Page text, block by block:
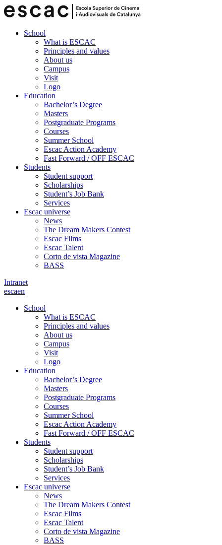
School
What is ESCAC
Principles and values
About us
Campus
Visit
Logo
Education
Bachelor’s Degree
Masters
Postgraduate Programs
Courses
Summer School
Escac Action Academy
Fast Forward / OFF ESCAC
Students
Student support
Scholarships
Student’s Job Bank
Services
Escac universe
News
The Dream Makers Contest
Escac Films
Escac Talent
Corto de vista Magazine
BASS
Intranet
escaen
School
What is ESCAC
Principles and values
About us
Campus
Visit
Logo
Education
Bachelor’s Degree
Masters
Postgraduate Programs
Courses
Summer School
Escac Action Academy
Fast Forward / OFF ESCAC
Students
Student support
Scholarships
Student’s Job Bank
Services
Escac universe
News
The Dream Makers Contest
Escac Films
Escac Talent
Corto de vista Magazine
BASS